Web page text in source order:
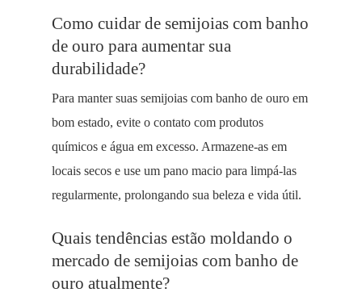
Como cuidar de semijoias com banho
de ouro para aumentar sua
durabilidade?
Para manter suas semijoias com banho de ouro em
bom estado, evite o contato com produtos
químicos e água em excesso. Armazene-as em
locais secos e use um pano macio para limpá-las
regularmente, prolongando sua beleza e vida útil.
Quais tendências estão moldando o
mercado de semijoias com banho de
ouro atualmente?